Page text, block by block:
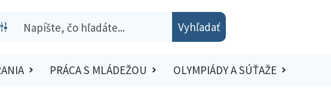
Vyhľadať
PRÁCA S MLÁDEŽOU OLYMPIÁDY A SÚŤAŽE